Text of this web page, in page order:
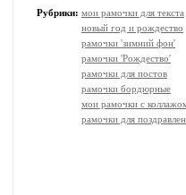
Рубрики: мои рамочки для текста
новый год и рождество
рамочки 'зимний фон'
рамочки 'Рождество'
рамочки для постов
рамочки бордюрные
мои рамочки с
рамочки для